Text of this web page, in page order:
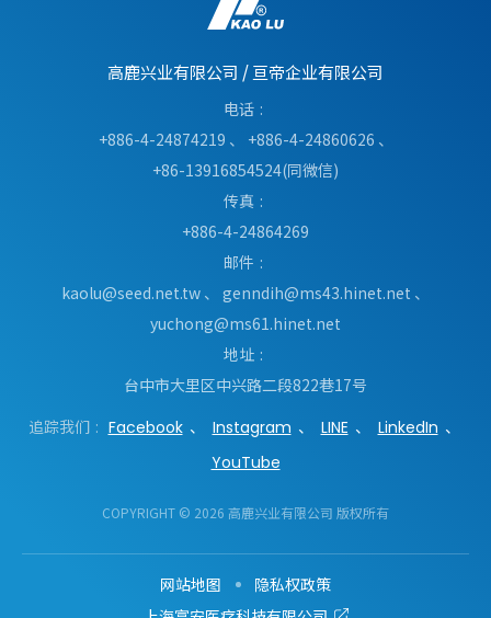
高鹿兴业有限公司 /亘帝企业有限公司
电话
+886-4-24874219 、 +886-4-24860626 、
+86-13916854524(同微信)
传真
+886-4-24864269
邮件
kaolu@seed.net.tw 、 genndih@ms43.hinet.net 、
yuchong@ms61.hinet.net
地址
台中市大里区中兴路二段822巷17号
追踪我们
Facebook Instagram LINE
LinkedIn
YouTube
网站地图
隐私权政策
COPYRIGHT © 2026 高鹿兴业有限公司 版权所有